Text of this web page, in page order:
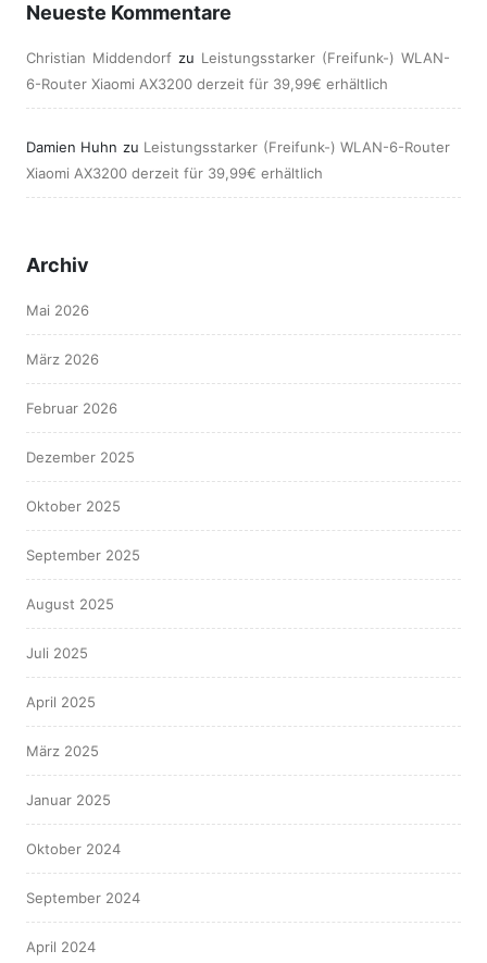
Neueste Kommentare
Christian Middendorf zu Leistungsstarker (Freifunk-) WLAN-
6-Router Xiaomi AX3200 derzeit für 39,99€ erhältlich
Damien Huhn zu Leistungsstarker (Freifunk-) WLAN-6-Router
Xiaomi AX3200 derzeit für 39,99€ erhältlich
Archiv
Mai 2026
März 2026
Februar 2026
Dezember 2025
Oktober 2025
September 2025
August 2025
Juli 2025
April 2025
März 2025
Januar 2025
Oktober 2024
September 2024
April 2024